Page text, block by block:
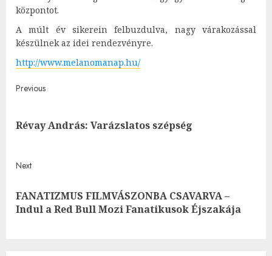
központot.
A múlt év sikerein felbuzdulva, nagy várakozással
készülnek az idei rendezvényre.
http://www.melanomanap.hu/
Post
navigation
Previous
Révay András: Varázslatos szépség
Next
Next
post:
FANATIZMUS FILMVÁSZONBA CSAVARVA –
Indul a Red Bull Mozi Fanatikusok Éjszakája